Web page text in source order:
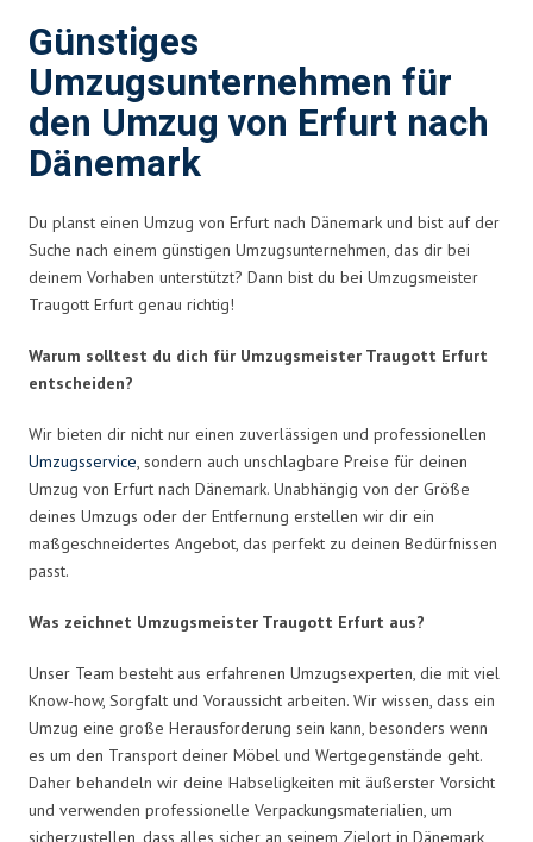
Günstiges
Umzugsunternehmen für
den Umzug von Erfurt nach
Dänemark
Du planst einen Umzug von Erfurt nach Dänemark und bist auf der
Suche nach einem günstigen Umzugsunternehmen, das dir bei
deinem Vorhaben unterstützt? Dann bist du bei Umzugsmeister
Traugott Erfurt genau richtig!
Warum solltest du dich für Umzugsmeister Traugott Erfurt
entscheiden?
Wir bieten dir nicht nur einen zuverlässigen und professionellen
Umzugsservice, sondern auch unschlagbare Preise für deinen
Umzug von Erfurt nach Dänemark. Unabhängig von der Größe
deines Umzugs oder der Entfernung erstellen wir dir ein
maßgeschneidertes Angebot, das perfekt zu deinen Bedürfnissen
passt.
Was zeichnet Umzugsmeister Traugott Erfurt aus?
Unser Team besteht aus erfahrenen Umzugsexperten, die mit viel
Know-how, Sorgfalt und Voraussicht arbeiten. Wir wissen, dass ein
Umzug eine große Herausforderung sein kann, besonders wenn
es um den Transport deiner Möbel und Wertgegenstände geht.
Daher behandeln wir deine Habseligkeiten mit äußerster Vorsicht
und verwenden professionelle Verpackungsmaterialien, um
sicherzustellen, dass alles sicher an seinem Zielort in Dänemark